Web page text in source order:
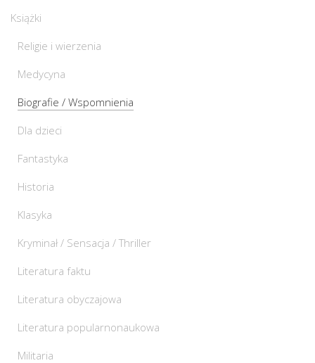
Książki
Religie i wierzenia
Medycyna
Biografie / Wspomnienia
Dla dzieci
Fantastyka
Historia
Klasyka
Kryminał / Sensacja / Thriller
Literatura faktu
Literatura obyczajowa
Literatura popularnonaukowa
Militaria